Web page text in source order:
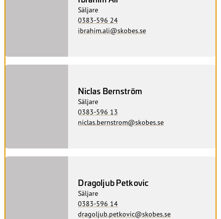
Säljare
0383-596 24
ibrahim.ali@skobes.se
Niclas Bernström
Säljare
0383-596 13
niclas.bernstrom@skobes.se
Dragoljub Petkovic
Säljare
0383-596 14
dragoljub.petkovic@skobes.se